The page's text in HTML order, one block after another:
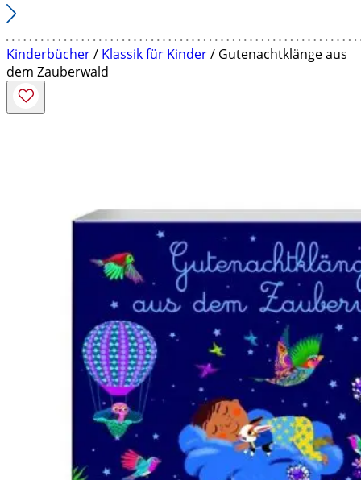
Kinderbücher/ Klassik für Kinder/ Gutenachtklänge aus
dem Zauberwald